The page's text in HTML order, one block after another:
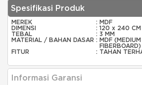
Spesifikasi Produk
MEREK : MDF
DIMENSI
: 120 x 240 CM
TEBAL
: 3 MM
MATERIAL / BAHAN DASAR : MDF
FIBERBOARD)
FITUR
: TAHAN
Informasi Garansi